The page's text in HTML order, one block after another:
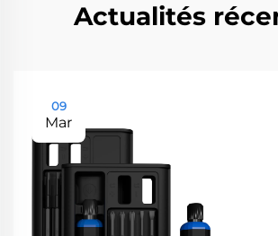
Actualités
09
Mar